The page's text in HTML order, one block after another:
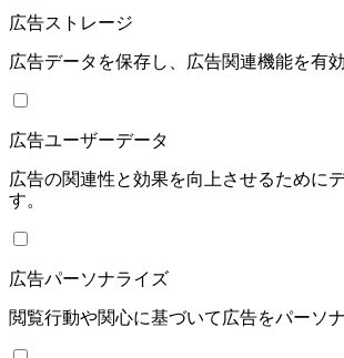
広告ストレージ
広告データを保存し、広告関連機能を有
広告ユーザーデータ
広告の関連性と効果を向上させるために
す。
広告パーソナライズ
閲覧行動や関心に基づいて広告をパーソ